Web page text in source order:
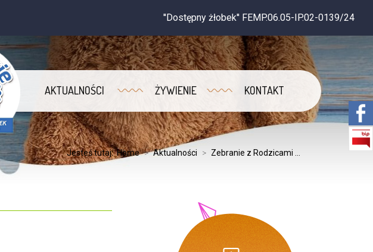
''Dostępny żłobek'' FEMP.06.05-IP.02-0139/24
AKTUALNOŚCI ŻYWIENIE KONTAKT
Jesteś tutaj:Home > Aktualności > Zebranie z Rodzicami ...